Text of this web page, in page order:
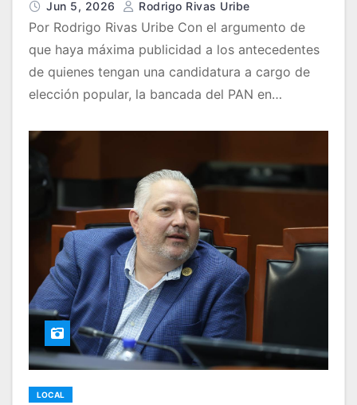
Jun 5, 2026 Rodrigo Rivas Uribe
Por Rodrigo Rivas Uribe Con el argumento de
que haya máxima publicidad a los antecedentes
de quienes tengan una candidatura a cargo de
elección popular, la bancada del PAN en…
LOCAL